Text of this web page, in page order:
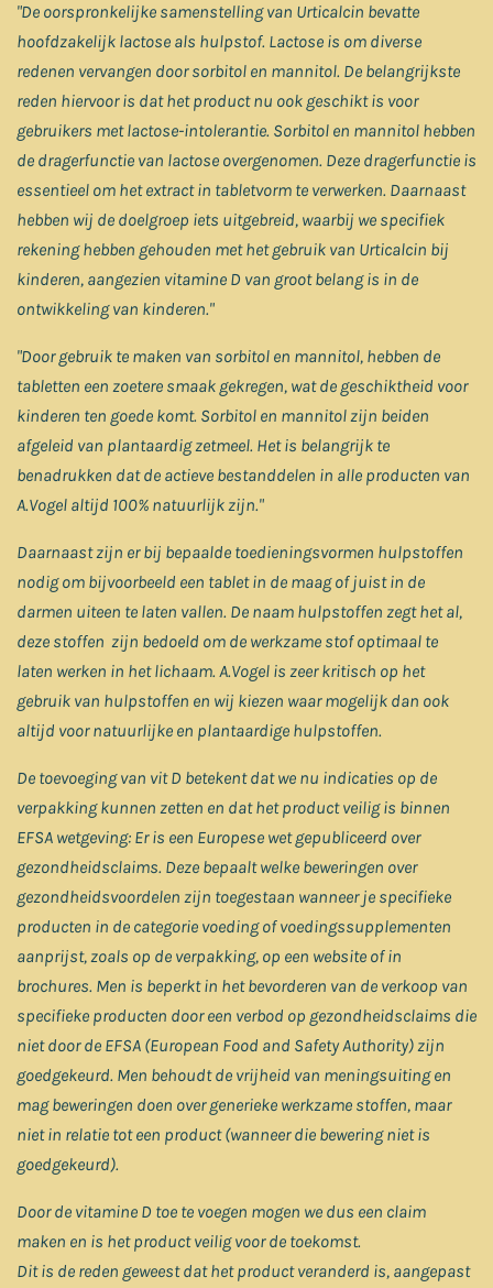
"De oorspronkelijke samenstelling van Urticalcin bevatte
hoofdzakelijk lactose als hulpstof. Lactose is om diverse
redenen vervangen door sorbitol en mannitol. De belangrijkste
reden hiervoor is dat het product nu ook geschikt is voor
gebruikers met lactose-intolerantie. Sorbitol en mannitol hebben
de dragerfunctie van lactose overgenomen. Deze dragerfunctie is
essentieel om het extract in tabletvorm te verwerken. Daarnaast
hebben wij de doelgroep iets uitgebreid, waarbij we specifiek
rekening hebben gehouden met het gebruik van Urticalcin bij
kinderen, aangezien vitamine D van groot belang is in de
ontwikkeling van kinderen."
"Door gebruik te maken van sorbitol en mannitol, hebben de
tabletten een zoetere smaak gekregen, wat de geschiktheid voor
kinderen ten goede komt. Sorbitol en mannitol zijn beiden
afgeleid van plantaardig zetmeel. Het is belangrijk te
benadrukken dat de actieve bestanddelen in alle producten van
A.Vogel altijd 100% natuurlijk zijn."
Daarnaast zijn er bij bepaalde toedieningsvormen hulpstoffen
nodig om bijvoorbeeld een tablet in de maag of juist in de
darmen uiteen te laten vallen. De naam hulpstoffen zegt het al,
deze stoffen zijn bedoeld om de werkzame stof optimaal te
laten werken in het lichaam. A.Vogel is zeer kritisch op het
gebruik van hulpstoffen en wij kiezen waar mogelijk dan ook
altijd voor natuurlijke en plantaardige hulpstoffen.
De toevoeging van vit D betekent dat we nu indicaties op de
verpakking kunnen zetten en dat het product veilig is binnen
EFSA wetgeving: Er is een Europese wet gepubliceerd over
gezondheidsclaims. Deze bepaalt welke beweringen over
gezondheidsvoordelen zijn toegestaan wanneer je specifieke
producten in de categorie voeding of voedingssupplementen
aanprijst, zoals op de verpakking, op een website of in
brochures. Men is beperkt in het bevorderen van de verkoop van
specifieke producten door een verbod op gezondheidsclaims die
niet door de EFSA (European Food and Safety Authority) zijn
goedgekeurd. Men behoudt de vrijheid van meningsuiting en
mag beweringen doen over generieke werkzame stoffen, maar
niet in relatie tot een product (wanneer die bewering niet is
goedgekeurd).
Door de vitamine D toe te voegen mogen we dus een claim
maken en is het product veilig voor de toekomst.
Dit is de reden geweest dat het product veranderd is, aangepast